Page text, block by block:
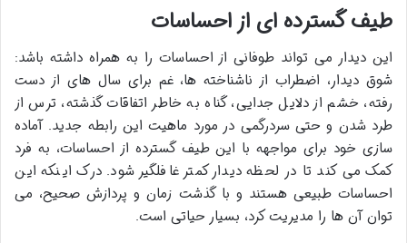
طیف گسترده ای از احساسات
این دیدار می تواند طوفانی از احساسات را به همراه داشته باشد:
شوق دیدار، اضطراب از ناشناخته ها، غم برای سال های از دست
رفته، خشم از دلایل جدایی، گناه به خاطر اتفاقات گذشته، ترس از
طرد شدن و حتی سردرگمی در مورد ماهیت این رابطه جدید. آماده
سازی خود برای مواجهه با این طیف گسترده از احساسات، به فرد
کمک می کند تا در لحظه دیدار کمتر غافلگیر شود. درک اینکه این
احساسات طبیعی هستند و با گذشت زمان و پردازش صحیح، می
توان آن ها را مدیریت کرد، بسیار حیاتی است.